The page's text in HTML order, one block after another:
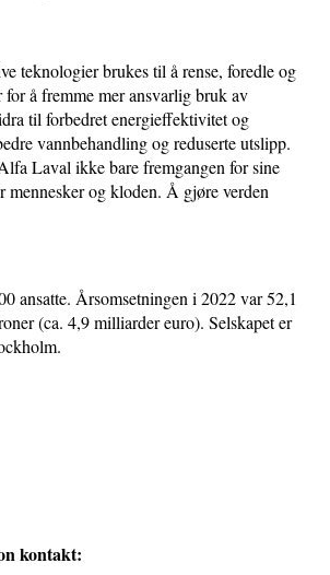
teknologier brukes til å rense, foredle og
for å fremme mer ansvarlig bruk av
til forbedret energieffektivitet og
vannbehandling og reduserte utslipp.
Laval ikke bare fremgangen for sine
mennesker og kloden. Å gjøre verden
ansatte. Årsomsetningen i 2022 var 52,1
(ca. 4,9 milliarder euro). Selskapet er
kontakt: